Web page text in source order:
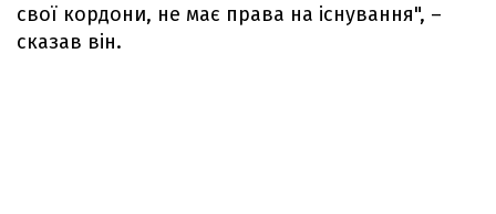
свої кордони, не має права на існування", –
сказав він.